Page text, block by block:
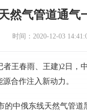
然气管道通气
时间：2020-12-03
者王春雨、王建)2日
合作注入新动力。
的中俄东线天然气管